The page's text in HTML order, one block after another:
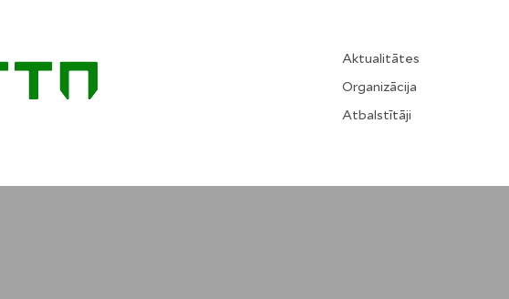
Aktualitātes
Organizācija
Atbalstītāji